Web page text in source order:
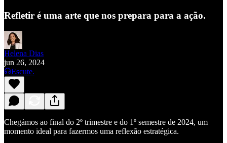
Refletir é uma arte que nos prepara para a ação.
Helena Dias
jun 26, 2024
Escute.
Chegámos ao final do 2º trimestre e do 1º semestre de 2024, um
momento ideal para fazermos uma reflexão estratégica.